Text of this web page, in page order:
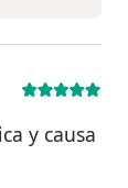
y causa